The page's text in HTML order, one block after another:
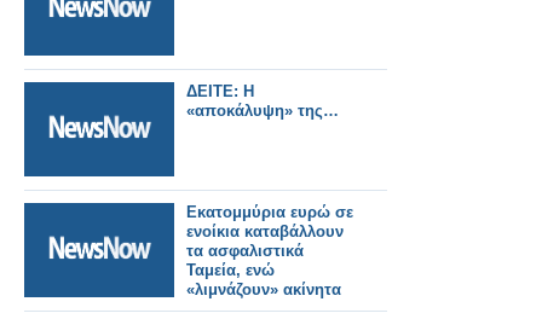
ΔΕΙΤΕ: Η
«αποκάλυψη» της…
Εκατομμύρια ευρώ σε
ενοίκια καταβάλλουν
τα ασφαλιστικά
Ταμεία, ενώ
«λιμνάζουν» ακίνητα